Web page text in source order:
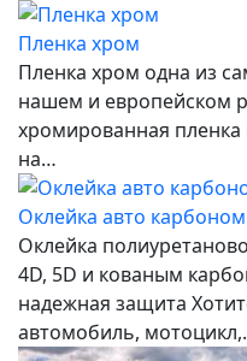
Пленка хром
Пленка хром одна из
нашем и европейском
хромированная пленка
на…
Оклейка авто
Оклейка
4D, 5D и кованым
надежная защита
автомобиль,